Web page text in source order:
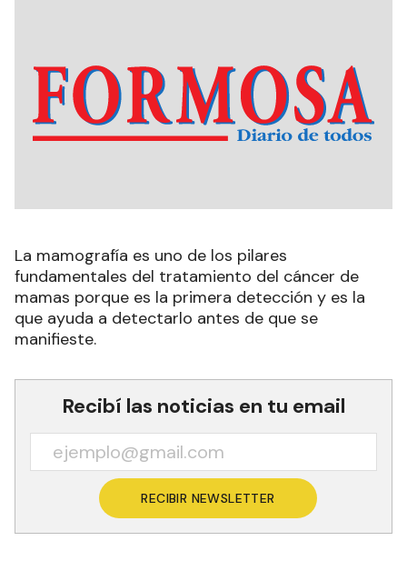
La mamografía es uno de los pilares
fundamentales del tratamiento del cáncer de
mamas porque es la primera detección y es la
que ayuda a detectarlo antes de que se
manifieste.
Recibí las noticias en tu email
RECIBIR NEWSLETTER